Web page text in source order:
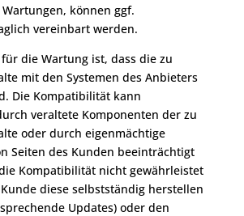
können ggf.
vereinbart werden.
die Wartung ist, dass die zu
mit den Systemen des Anbieters
Die Kompatibilität kann
veraltete Komponenten der zu
oder durch eigenmächtige
Seiten des Kunden beeinträchtigt
Kompatibilität nicht gewährleistet
diese selbstständig herstellen
Updates) oder den